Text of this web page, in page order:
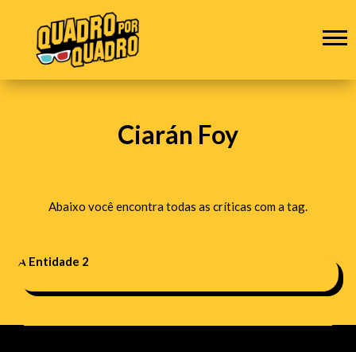
Ciarán Foy
Abaixo você encontra todas as críticas com a tag.
A Entidade 2